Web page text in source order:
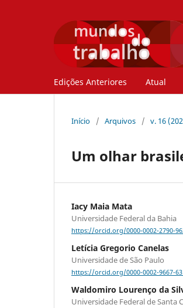
Edições Anteriores Atual
Início / Arquivos / v. 16
Um olhar
Iacy Maia Mata
Universidade Federal da Bahia
https://orcid.org/0000-0002-2790-
Letícia Gregorio Canelas
Universidade de São Paulo
https://orcid.org/0000-0002-9667-
Waldomiro Lourenço da
Universidade Federal de Santa